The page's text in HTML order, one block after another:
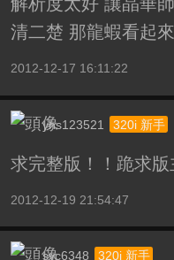
解析度太好 讓晶華
清二楚 那龍蝦看起
2012-12-17 16:11:22
yhs123521 320i 新手
求完整版！！跪求
2012-12-19 21:54:47
syc6348 320i 新手